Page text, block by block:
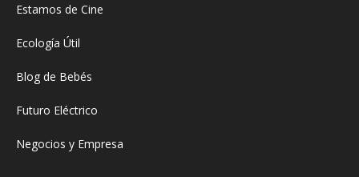
Estamos de Cine
Ecología Útil
Blog de Bebés
Futuro Eléctrico
Negocios y Empresa